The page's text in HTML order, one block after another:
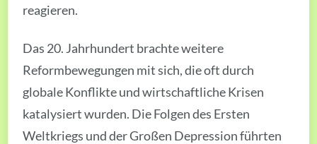
reagieren.
Das 20. Jahrhundert brachte weitere
Reformbewegungen mit sich, die oft durch
globale Konflikte und wirtschaftliche Krisen
katalysiert wurden. Die Folgen des Ersten
Weltkriegs und der Großen Depression führten